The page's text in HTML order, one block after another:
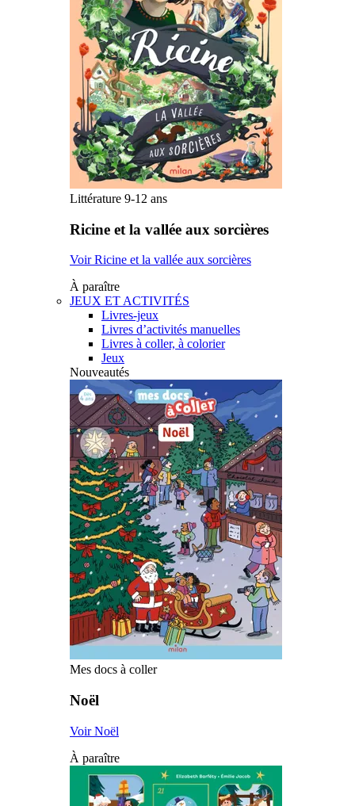
Littérature 9-12 ans
Ricine et la vallée aux sorcières
Voir Ricine et la vallée aux sorcières
À paraître
JEUX ET ACTIVITÉS
Livres-jeux
Livres d’activités manuelles
Livres à coller, à colorier
Jeux
Nouveautés
Mes docs à coller
Noël
Voir Noël
À paraître